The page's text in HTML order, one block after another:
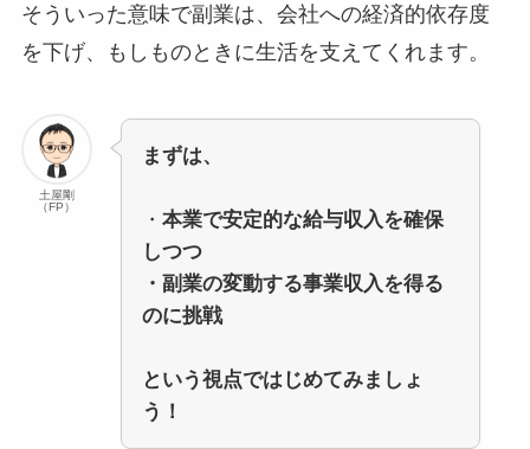
そういった意味で副業は、会社への経済的依存度
を下げ、もしものときに生活を支えてくれます。
土屋剛
（FP）
まずは、
・ 本業で安定的な給与収入を確保
しつつ
・副業の変動する事業収入を得る
のに挑戦
という視点ではじめてみましょ
う！